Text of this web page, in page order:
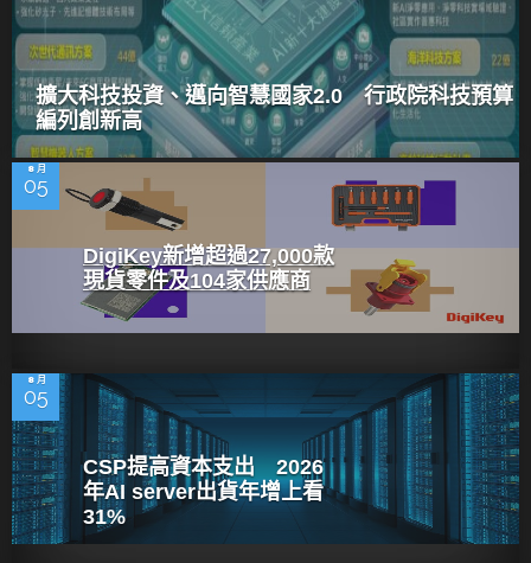
擴大科技投資、邁向智慧國家2.0 行政院科技預算
編列創新高
8 月
05
DigiKey新增超過27,000款
現貨零件及104家供應商
8 月
05
CSP提高資本支出 2026
年AI server出貨年增上看
31%